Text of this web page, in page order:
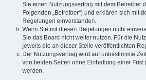
Sie einen Nutzungsvertrag mit dem Betreiber
Folgenden „Betreiber“) und erklären sich mit
Regelungen einverstanden.
Wenn Sie mit diesen Regelungen nicht
Sie das Board nicht weiter nutzen. Für die
jeweils die an dieser Stelle veröffentlichten
Der Nutzungsvertrag wird auf unbestimmte
von beiden Seiten ohne Einhaltung einer Frist
werden.